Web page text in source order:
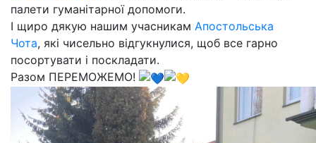
палети гуманітарної допомоги.
І щиро дякую нашим учасникам Апостольська
Чота, які чисельно відгукнулися, щоб все гарно
посортувати і поскладати.
Разом ПЕРЕМОЖЕМО!